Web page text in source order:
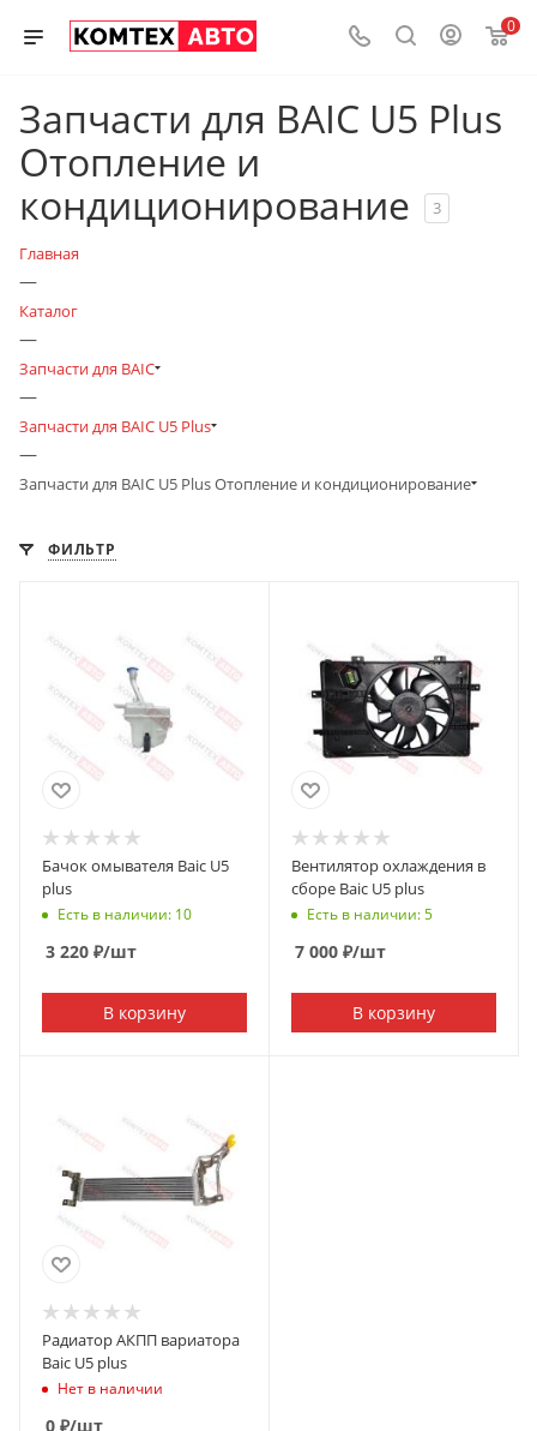
0
Запчасти для BAIC U5 Plus
Отопление и
кондиционирование
3
Главная
—
Каталог
—
Запчасти для BAIC
—
Запчасти для BAIC U5 Plus
—
Запчасти для BAIC U5 Plus Отопление и кондиционирование
ФИЛЬТР
Бачок омывателя Baic U5
plus
Есть в наличии: 10
3 220 ₽/шт
В корзину
Вентилятор охлаждения в
сборе Baic U5 plus
Есть в наличии: 5
7 000 ₽/шт
В корзину
Радиатор АКПП вариатора
Baic U5 plus
Нет в наличии
0 ₽/шт